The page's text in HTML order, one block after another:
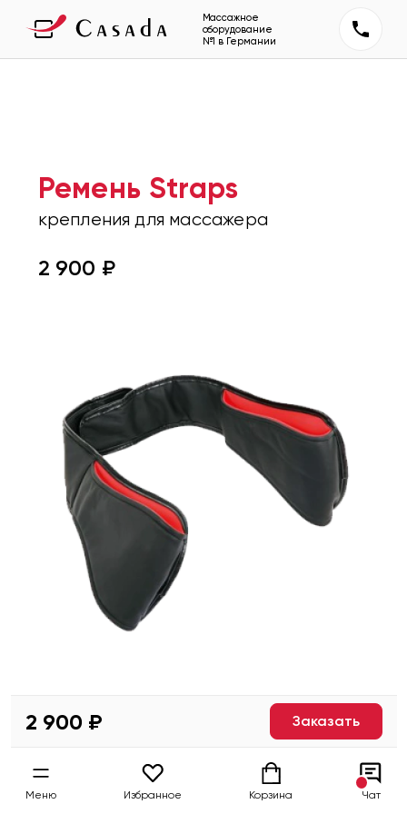
Массажное
оборудование
№1 в Германии
Ремень Straps
крепления для массажера
2 900 ₽
2 900 ₽ Заказать
Меню Избранное Корзина Чат